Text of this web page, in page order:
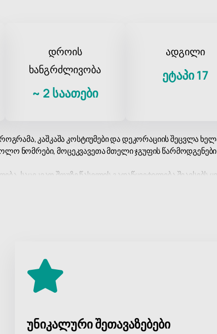
დროის
ხანგრძლივობა
~ 2 საათები
ადგილი
ეტაპი 17
კაშკაშა კოსტიუმები და დეკორაციის შეცვლა
ნომრები, მოცეკვავეთა მთელი ჯგუფის წარმოდგენები
საცეკვაო შოუზე წასვლის გადაწყვეტილება შეავსებს
კიდევ ახტებით!
უნიკალური შეთავაზებები